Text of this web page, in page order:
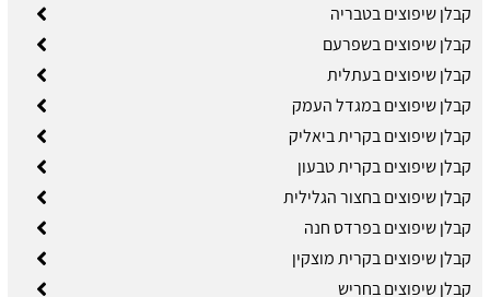
קבלן שיפוצים בטבריה
קבלן שיפוצים בשפרעם
קבלן שיפוצים בעתלית
קבלן שיפוצים במגדל העמק
קבלן שיפוצים בקרית ביאליק
קבלן שיפוצים בקרית טבעון
קבלן שיפוצים בחצור הגלילית
קבלן שיפוצים בפרדס חנה
קבלן שיפוצים בקרית מוצקין
קבלן שיפוצים בחריש